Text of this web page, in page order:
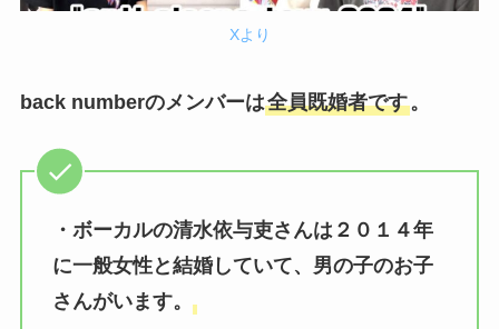
Xより
back numberのメンバーは全員既婚者です。
・ボーカルの清水依与吏さんは２０１４年
に一般女性と結婚していて、男の子のお子
さんがいます。